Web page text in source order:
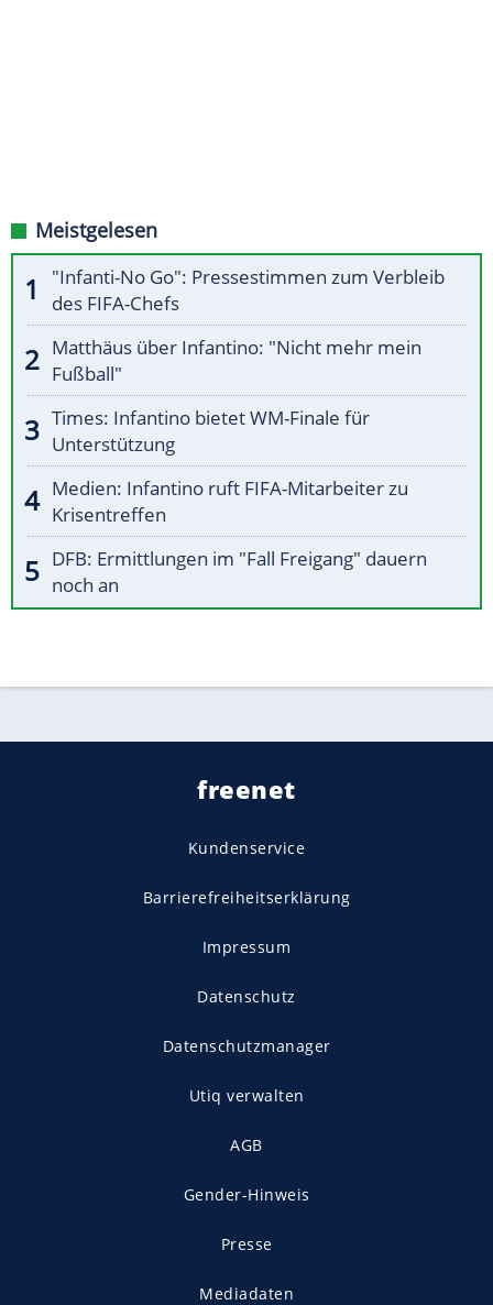
Meistgelesen
"Infanti-No Go": Pressestimmen zum Verbleib
des FIFA-Chefs
Matthäus über Infantino: "Nicht mehr mein
Fußball"
Times: Infantino bietet WM-Finale für
Unterstützung
Medien: Infantino ruft FIFA-Mitarbeiter zu
Krisentreffen
DFB: Ermittlungen im "Fall Freigang" dauern
noch an
freenet
Kundenservice
Barrierefreiheitserklärung
Impressum
Datenschutz
Datenschutzmanager
Utiq verwalten
AGB
Gender-Hinweis
Presse
Mediadaten